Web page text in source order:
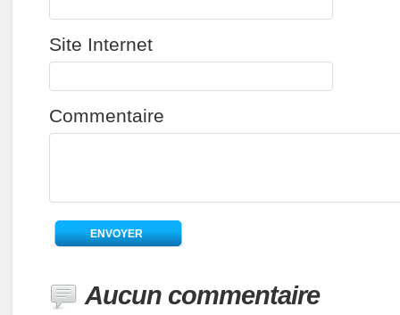
Site Internet
Commentaire
Aucun commentaire